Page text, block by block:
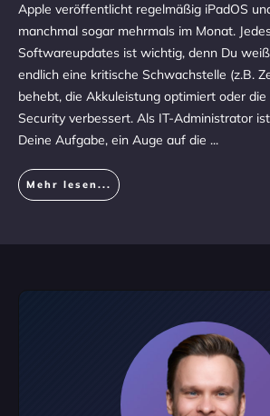
Apple veröffentlicht regelmäßig iPadOS
manchmal sogar mehrmals im Monat.
Softwareupdates ist wichtig, denn Du
endlich eine kritische Schwachstelle (z.B.
behebt, die Akkuleistung optimiert oder
Security verbessert. Als IT-Administrator
Deine Aufgabe, ein Auge auf die ...
Mehr lesen...